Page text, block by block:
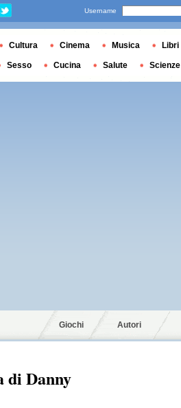
Giochi Autori
di Danny
Username
Cultura Cinema Musica Libri
Sesso Cucina Salute Scienze